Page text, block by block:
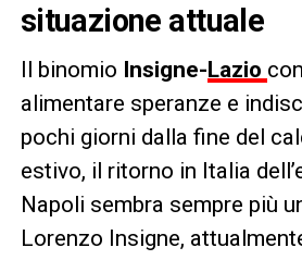
situazione attuale
Il binomio Insigne-Lazio
alimentare speranze e
pochi giorni dalla fine del
estivo, il ritorno in Italia
Napoli sembra sempre più
Lorenzo Insigne,